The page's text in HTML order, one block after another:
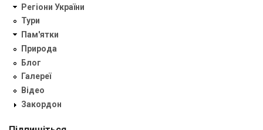
Регіони України
Тури
Пам'ятки
Природа
Блог
Галереї
Відео
Закордон